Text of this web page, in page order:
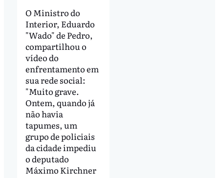
O Ministro do
Interior, Eduardo
"Wado" de Pedro,
compartilhou o
vídeo do
enfrentamento em
sua rede social:
"Muito grave.
Ontem, quando já
não havia
tapumes, um
grupo de policiais
da cidade impediu
o deputado
Máximo Kirchner